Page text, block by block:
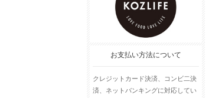
お支払い方法について
クレジットカード決済、コンビ二決
済、ネットバンキングに対応してい